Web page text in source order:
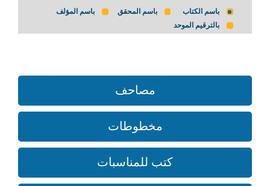
باسم الكتاب باسم المحقق
باسم المؤلف
بالترقيم الموحد
مصاحف
مخطوطات
كتب للمناسبات